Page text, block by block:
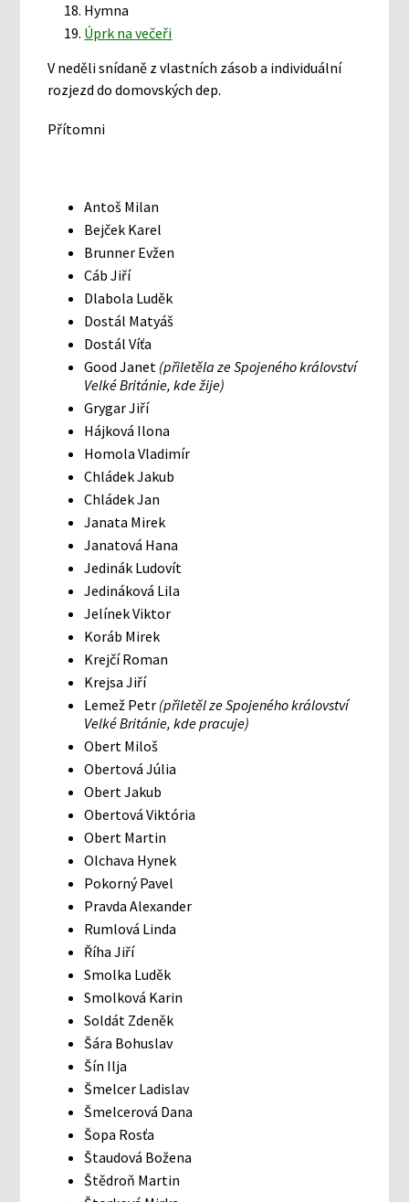
Hymna
Úprk na večeři
V neděli snídaně z vlastních zásob a individuální
rozjezd do domovských dep.
Přítomni
Antoš Milan
Bejček Karel
Brunner Evžen
Cáb Jiří
Dlabola Luděk
Dostál Matyáš
Dostál Víťa
Good Janet (přiletěla ze Spojeného království
Velké Británie, kde žije)
Grygar Jiří
Hájková Ilona
Homola Vladimír
Chládek Jakub
Chládek Jan
Janata Mirek
Janatová Hana
Jedinák Ludovít
Jedináková Lila
Jelínek Viktor
Koráb Mirek
Krejčí Roman
Krejsa Jiří
Lemež Petr (přiletěl ze Spojeného království
Velké Británie, kde pracuje)
Obert Miloš
Obertová Júlia
Obert Jakub
Obertová Viktória
Obert Martin
Olchava Hynek
Pokorný Pavel
Pravda Alexander
Rumlová Linda
Říha Jiří
Smolka Luděk
Smolková Karin
Soldát Zdeněk
Šára Bohuslav
Šín Ilja
Šmelcer Ladislav
Šmelcerová Dana
Šopa Rosťa
Štaudová Božena
Štědroň Martin